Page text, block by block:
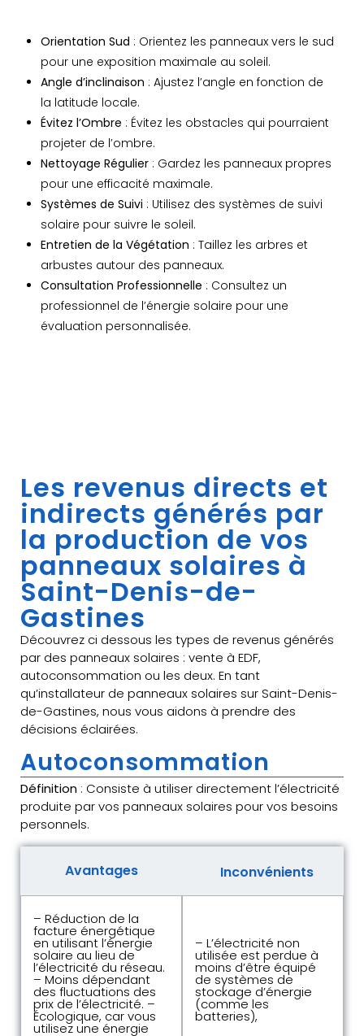
Orientation Sud : Orientez les panneaux vers le sud
pour une exposition maximale au soleil.
Angle d’inclinaison : Ajustez l’angle en fonction de
la latitude locale.
Évitez l’Ombre : Évitez les obstacles qui pourraient
projeter de l’ombre.
Nettoyage Régulier : Gardez les panneaux propres
pour une efficacité maximale.
Systèmes de Suivi : Utilisez des systèmes de suivi
solaire pour suivre le soleil.
Entretien de la Végétation : Taillez les arbres et
arbustes autour des panneaux.
Consultation Professionnelle : Consultez un
professionnel de l’énergie solaire pour une
évaluation personnalisée.
Les revenus directs et
indirects générés par
la production de vos
panneaux solaires à
Saint-Denis-de-
Gastines
Découvrez ci dessous les types de revenus générés
par des panneaux solaires : vente à EDF,
autoconsommation ou les deux. En tant
qu’installateur de panneaux solaires sur Saint-Denis-
de-Gastines, nous vous aidons à prendre des
décisions éclairées.
Autoconsommation
Définition : Consiste à utiliser directement l’électricité
produite par vos panneaux solaires pour vos besoins
personnels.
Avantages Inconvénients
– Réduction de la
facture énergétique
en utilisant l’énergie
solaire au lieu de
l’électricité du réseau.
– Moins dépendant
des fluctuations des
prix de l’électricité. –
Écologique, car vous
utilisez une énergie
– L’électricité non
utilisée est perdue à
moins d’être équipé
de systèmes de
stockage d’énergie
(comme les
batteries),